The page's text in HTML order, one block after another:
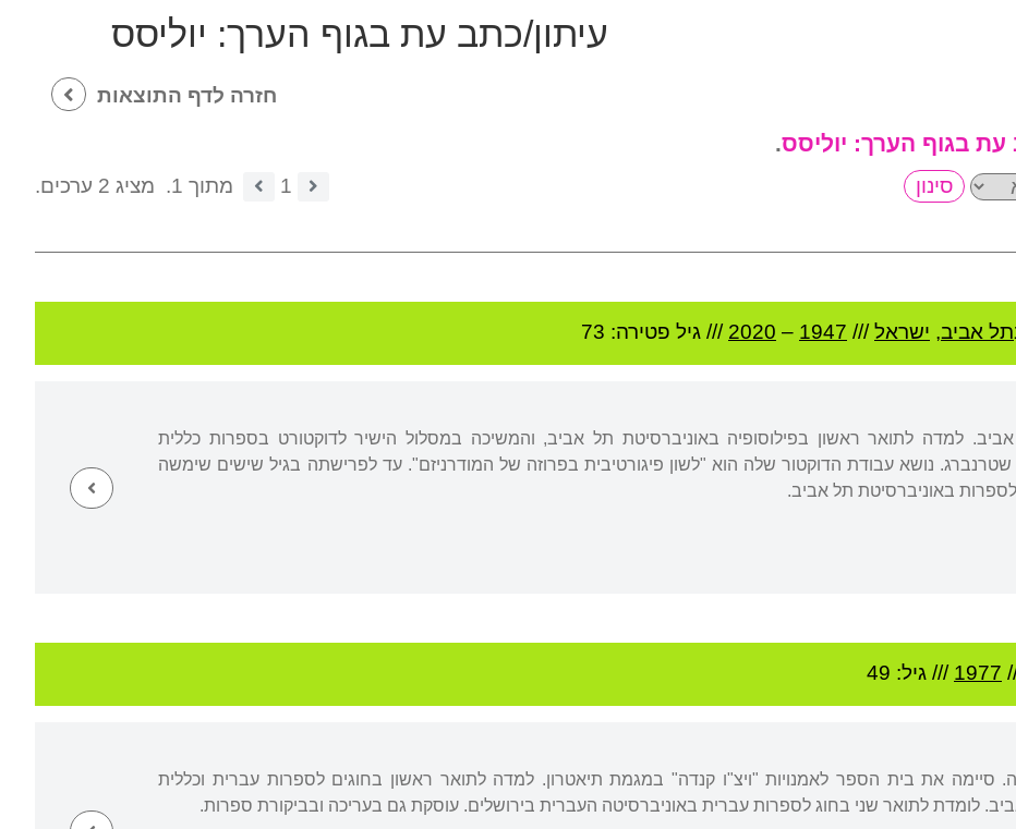
עיתון/כתב עת בגוף הערך: יוליסס
חזרה לדף התוצאות
עת בגוף הערך: יוליסס.
1 מתוך 1.
מציג 2 ערכים.
תל אביב, ישראל///
1947
–
2020 /// גיל פטירה: 73
למדה לתואר ראשון בפילוסופיה באוניברסיטת תל אביב, והמשיכה במסלול הישיר לדוקטורט בספרות כללית
שטרנברג. נושא עבודת הדוקטור שלה הוא "לשון פיגורטיבית בפרוזה של המודרניזם". עד לפרישתה בגיל שישים שימשה
באוניברסיטת תל אביב.
1977 /// גיל: 49
סיימה את בית הספר לאמנויות "ויצ"ו קנדה" במגמת תיאטרון. למדה לתואר ראשון בחוגים לספרות עברית וכללית
לומדת לתואר שני בחוג לספרות עברית באוניברסיטה העברית בירושלים. עוסקת גם בעריכה ובביקורת ספרות.